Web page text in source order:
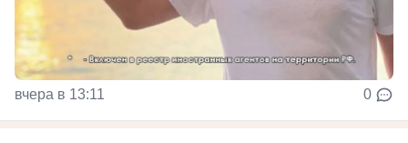
вчера в 13:11 0